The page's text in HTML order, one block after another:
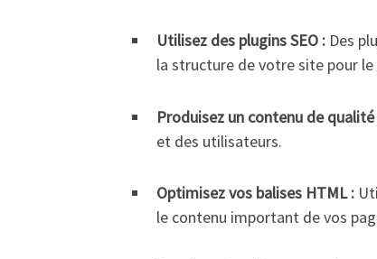
Utilisez des plugins SEO : Des
la structure de votre site pour
Produisez un contenu de qualité
et des utilisateurs.
Optimisez vos balises HTML :
le contenu important de vos